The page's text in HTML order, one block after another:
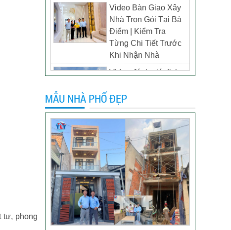
tư, phong
Video Bàn Giao Xây
Nhà Trọn Gói Tại Bà
Điểm | Kiểm Tra
Từng Chi Tiết Trước
Khi Nhận Nhà
Video đánh giá dịch
Tân Uyên, Bình
Dương – Chủ đầu tư
anh Thương
Khách hàng đánh giá
dịch vụ xây dựng của
Đánh giá khách hàng
xây nhà tại Thủ Đức
MẪU NHÀ PHỐ ĐẸP